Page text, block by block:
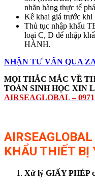
nhãn hàng thực tế
Kê khai giá trước khi
Thủ tục nhập khẩu
loại C, D để nhập
HÀNH.
NHẬN TƯ VẤN QUA
MỌI THẮC MẮC VỀ
TOÀN SINH HỌC XIN
AIRSEAGLOBAL – 0971
KHẨU THIẾT BỊ
Xử lý GIẤY PHÉP